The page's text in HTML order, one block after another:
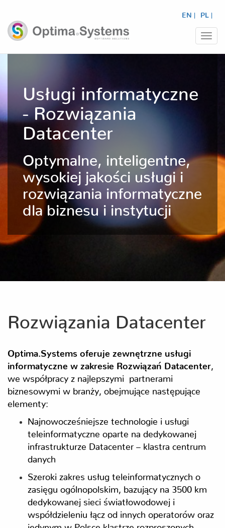
EN | PL |
Usługi informatyczne
- Rozwiązania
Datacenter
Optymalne, inteligentne,
wysokiej jakości usługi i
rozwiązania informatyczne
dla biznesu i instytucji
Rozwiązania Datacenter
Optima.Systems oferuje zewnętrzne usługi
informatyczne w zakresie Rozwiązań Datacenter
we współpracy z najlepszymi partnerami
biznesowymi w branży, obejmujące następujące
elementy:
Najnowocześniejsze technologie i usługi
teleinformatyczne oparte na dedykowanej
infrastrukturze Datacenter – klastra centrum
danych
Szeroki zakres usług teleinformatycznych o
zasięgu ogólnopolskim, bazujący na 3500 km
dedykowanej sieci światłowodowej i
współdzieleniu łącz od innych operatorów oraz
jedynym w Polsce klastrze rozproszonych